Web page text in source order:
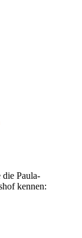
Paula-
kennen: